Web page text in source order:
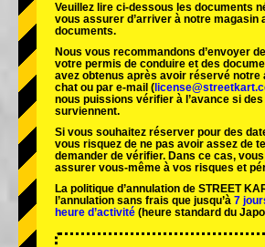
Veuillez lire ci-dessous les documents
vous assurer d’arriver à notre magasin
documents.
Nous vous recommandons d’envoyer
votre permis de conduire et des
avez obtenus après avoir réservé notre
chat ou par e-mail (
nous puissions vérifier à l’avance si
surviennent.
Si vous souhaitez réserver pour des
vous risquez de ne pas avoir assez de
demander de vérifier. Dans ce cas,
assurer vous-même à vos risques et
La politique d’annulation de STREET
l’annulation sans frais que jusqu’à 7
heure d’activité (heure standard du